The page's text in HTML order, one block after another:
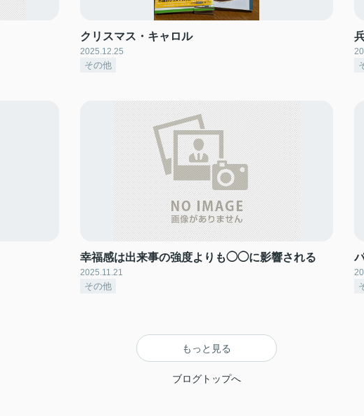
クリスマス・キャロル
2025.12.25
その他
幸福感は出来事の強度よりも◯◯に影響される
2025.11.21
その他
もっと見る
ブログトップへ